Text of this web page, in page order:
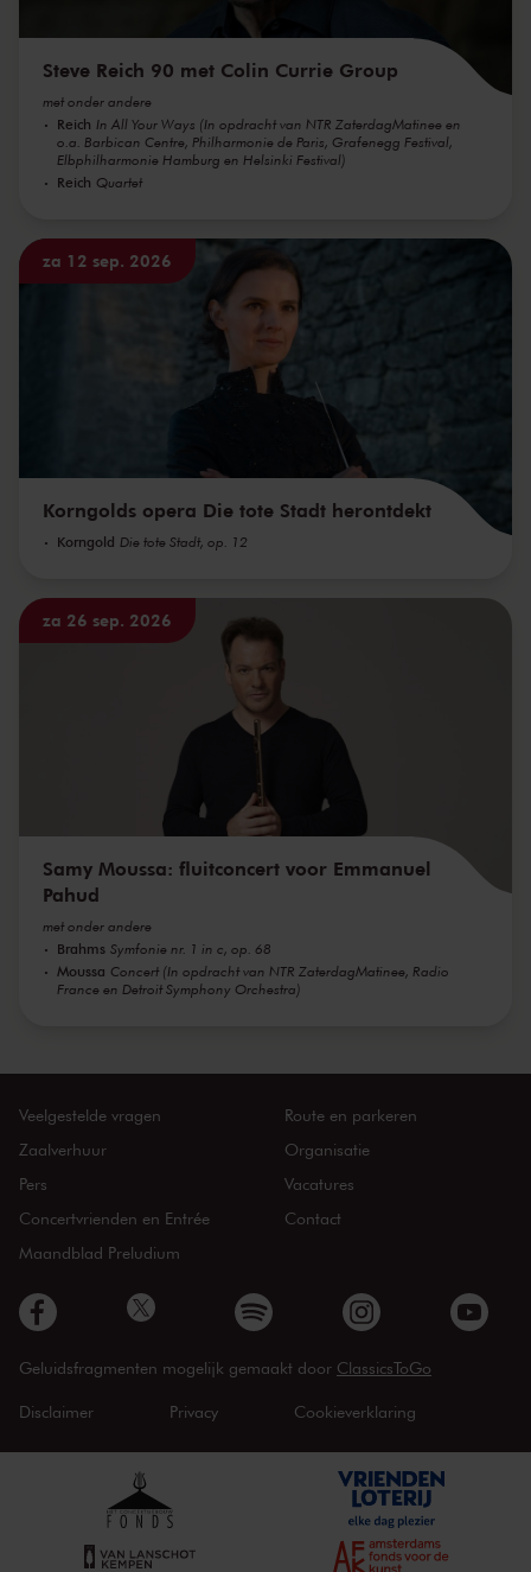
Steve Reich 90 met Colin Currie Group
met onder andere
Reich In All Your Ways (In opdracht van NTR ZaterdagMatinee en
o.a. Barbican Centre, Philharmonie de Paris, Grafenegg Festival,
Elbphilharmonie Hamburg en Helsinki Festival)
Reich Quartet
za 12 sep. 2026
Korngolds opera Die tote Stadt herontdekt
Korngold Die tote Stadt, op. 12
za 26 sep. 2026
Samy Moussa: fluitconcert voor Emmanuel
Pahud
met onder andere
Brahms Symfonie nr. 1 in c, op. 68
Moussa Concert (In opdracht van NTR ZaterdagMatinee, Radio
France en Detroit Symphony Orchestra)
Veelgestelde vragen
Zaalverhuur
Pers
Concertvrienden en Entrée
Maandblad Preludium
Route en parkeren
Organisatie
Vacatures
Contact
Geluidsfragmenten mogelijk gemaakt door ClassicsToGo
Disclaimer Privacy Cookieverklaring